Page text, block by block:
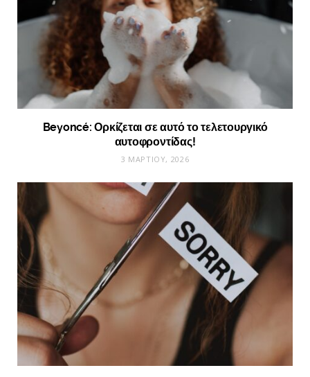
Beyoncé: Ορκίζεται σε αυτό το τελετουργικό
αυτοφροντίδας!
3 ΜΑΡΤΊΟΥ, 2026